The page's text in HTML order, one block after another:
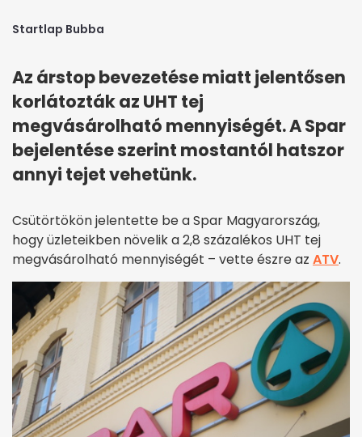
Startlap Bubba
Az árstop bevezetése miatt jelentősen
korlátozták az UHT tej
megvásárolható mennyiségét. A Spar
bejelentése szerint mostantól hatszor
annyi tejet vehetünk.
Csütörtökön jelentette be a Spar Magyarország,
hogy üzleteikben növelik a 2,8 százalékos UHT tej
megvásárolható mennyiségét – vette észre az ATV.